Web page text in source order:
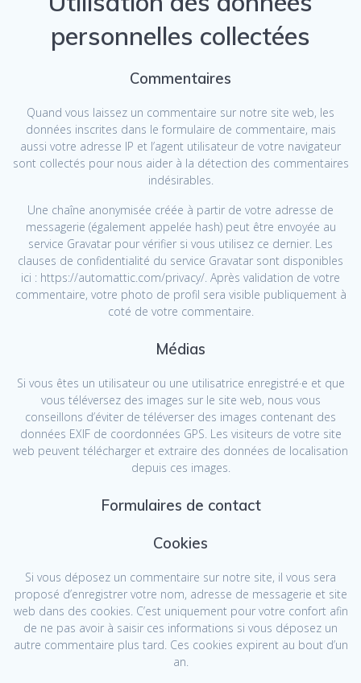
personnelles collectées
Commentaires
Quand vous laissez un commentaire sur notre site web, les
données inscrites dans le formulaire de commentaire, mais
aussi votre adresse IP et l’agent utilisateur de votre navigateur
sont collectés pour nous aider à la détection des commentaires
indésirables.
Une chaîne anonymisée créée à partir de votre adresse de
messagerie (également appelée hash) peut être envoyée au
service Gravatar pour vérifier si vous utilisez ce dernier. Les
clauses de confidentialité du service Gravatar sont disponibles
ici : https://automattic.com/privacy/. Après validation de votre
commentaire, votre photo de profil sera visible publiquement à
coté de votre commentaire.
Médias
Si vous êtes un utilisateur ou une utilisatrice enregistré·e et que
vous téléversez des images sur le site web, nous vous
conseillons d’éviter de téléverser des images contenant des
données EXIF de coordonnées GPS. Les visiteurs de votre site
web peuvent télécharger et extraire des données de localisation
depuis ces images.
Formulaires de contact
Cookies
Si vous déposez un commentaire sur notre site, il vous sera
proposé d’enregistrer votre nom, adresse de messagerie et site
web dans des cookies. C’est uniquement pour votre confort afin
de ne pas avoir à saisir ces informations si vous déposez un
autre commentaire plus tard. Ces cookies expirent au bout d’un
an.